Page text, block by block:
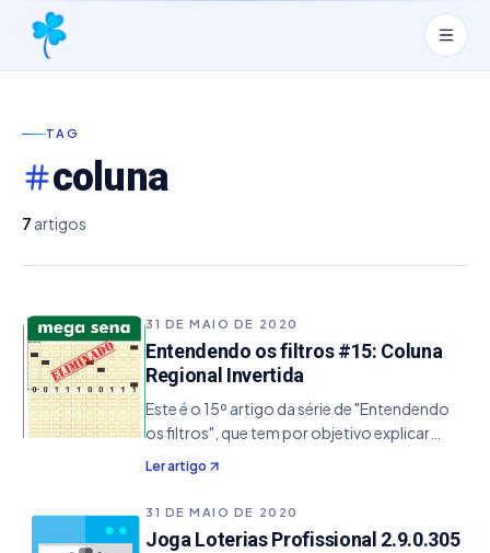
TAG
coluna
7 artigos
31 DE MAIO DE 2020
Entendendo os filtros #15: Coluna
Regional Invertida
Este é o 15º artigo da série de "Entendendo
os filtros", que tem por objetivo explicar
alguns conceitos dos filtros do sistema do
Joga Loterias Profissional. 1. Informações
Filtro: Eliminação por Coluna Regional…
Ler artigo
31 DE MAIO DE 2020
Joga Loterias Profissional 2.9.0.305